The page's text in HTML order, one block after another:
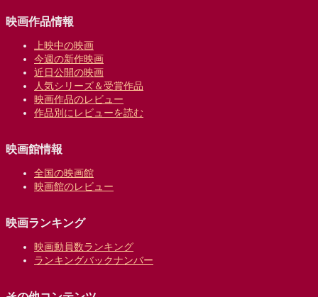
映画作品情報
上映中の映画
今週の新作映画
近日公開の映画
人気シリーズ＆受賞作品
映画作品のレビュー
作品別にレビューを読む
映画館情報
全国の映画館
映画館のレビュー
映画ランキング
映画動員数ランキング
ランキングバックナンバー